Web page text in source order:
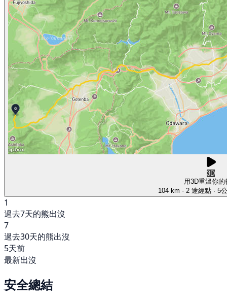
3D
用3D重溫你的
104 km · 2 途經點· 5
1
過去7天的熊出沒
7
過去30天的熊出沒
5天前
最新出沒
安全總結